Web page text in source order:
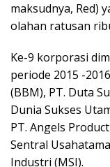
maksudnya, Red)
olahan ratusan
Ke-9 korporasi
periode 2015 -
(BBM), PT. Duta
Dunia Sukses
PT. Angels
Sentral
Industri (MSI).